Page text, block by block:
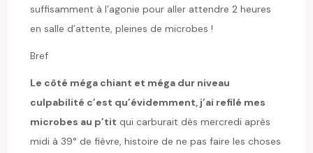
suffisamment à l’agonie pour aller attendre 2 heures
en salle d’attente, pleines de microbes !
Bref
Le côté méga chiant et méga dur niveau
culpabilité c’est qu’évidemment, j’ai refilé mes
microbes au p’tit qui carburait dès mercredi après
midi à 39° de fièvre, histoire de ne pas faire les choses